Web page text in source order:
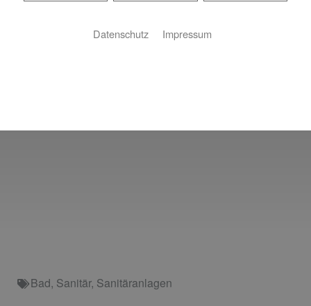
Bad, Sanitär, Sanitäranlagen
Datenschutz Impressum